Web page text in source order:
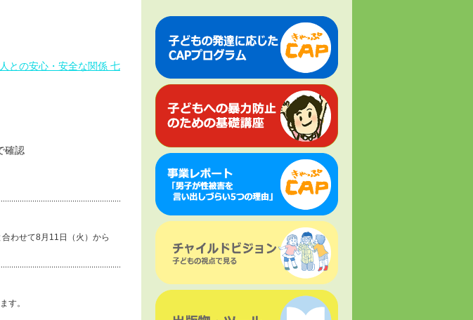
との安心・安全な関係 七
確認
わせて8月11日（火）から
す。